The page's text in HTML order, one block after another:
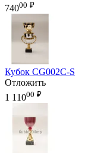
74000 ₽
Кубок CG002C-S
Отложить
1 11000 ₽